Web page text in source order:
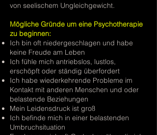
von seelischem Ungleichgewicht.
Mögliche Gründe um eine Psychotherapie
zu beginnen:
Ich bin oft niedergeschlagen und habe
keine Freude am Leben
Ich fühle mich antriebslos, lustlos,
erschöpft oder ständig überfordert
Ich habe wiederkehrende Probleme im
Kontakt mit anderen Menschen und oder
belastende Beziehungen
Mein Leidensdruck ist groß
Ich befinde mich in einer belastenden
Umbruchsituation